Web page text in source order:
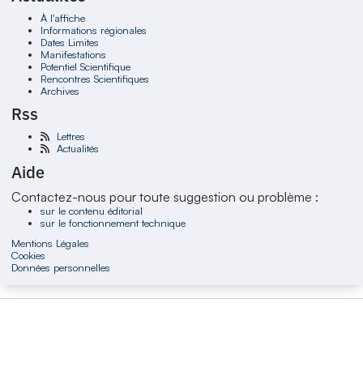
À l'affiche
Informations régionales
Dates Limites
Manifestations
Potentiel Scientifique
Rencontres Scientifiques
Archives
Rss
Lettres
Actualités
Aide
Contactez-nous pour toute suggestion ou problème :
sur le contenu éditorial
sur le fonctionnement technique
Mentions Légales
Cookies
Données personnelles